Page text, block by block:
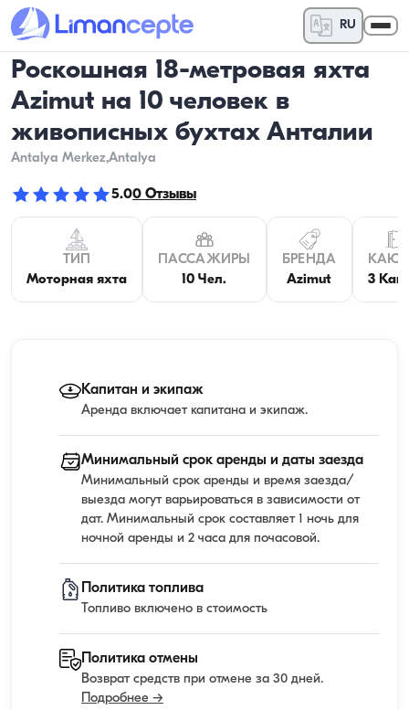
RU
Роскошная 18-метровая яхта
Azimut на 10 человек в
живописных бухтах Анталии
Antalya Merkez,Antalya
5.00 Отзывы
ТИП
Моторная яхта
ПАССАЖИРЫ
10 Чел.
БРЕНДА
Azimut
3
Капитан и экипаж
Аренда включает капитана и экипаж.
Минимальный срок аренды и даты заезда
Минимальный срок аренды и время заезда/
выезда могут варьироваться в зависимости от
дат. Минимальный срок составляет 1 ночь для
ночной аренды и 2 часа для почасовой.
Политика топлива
Топливо включено в стоимость
Политика отмены
Возврат средств при отмене за 30 дней.
Подробнее →